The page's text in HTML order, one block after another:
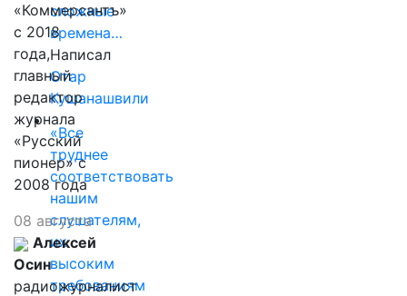
сложные
времена…
Написал
Отар
Кушанашвили
«Все
труднее
соответствовать
нашим
слушателям,
их
высоким
требованиям
«Коммерсантъ»
с 2018
года,
главный
редактор
журнала
«Русский
пионер» с
2008 года
08 августа
Алексей
Осин
радиожурналист